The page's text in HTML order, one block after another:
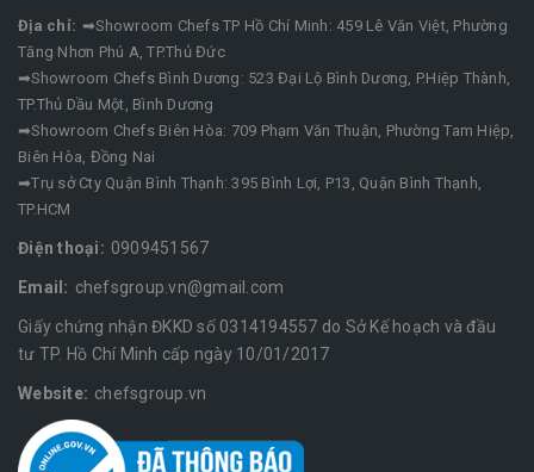
Địa chỉ: ➡Showroom Chefs TP Hồ Chí Minh: 459 Lê Văn Việt, Phường
Tăng Nhơn Phú A, TP.Thủ Đức
➡Showroom Chefs Bình Dương: 523 Đại Lộ Bình Dương, P.Hiệp Thành,
TP.Thủ Dầu Một, Bình Dương
➡Showroom Chefs Biên Hòa: 709 Phạm Văn Thuận, Phường Tam Hiệp,
Biên Hòa, Đồng Nai
➡Trụ sở Cty Quận Bình Thạnh: 395 Bình Lợi, P13, Quận Bình Thạnh,
TP.HCM
Điện thoại: 0909451567
Email: chefsgroup.vn@gmail.com
Giấy chứng nhận ĐKKD số 0314194557 do Sở Kế hoạch và đầu
tư TP. Hồ Chí Minh cấp ngày 10/01/2017
Website: chefsgroup.vn